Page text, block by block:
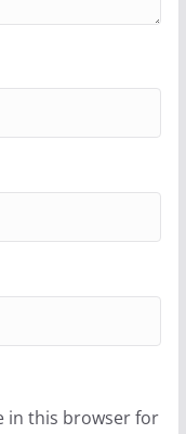
in this browser for